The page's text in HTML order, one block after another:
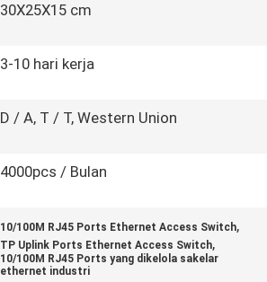
30X25X15 cm
3-10 hari kerja
D / A, T / T, Western Union
4000pcs / Bulan
10/100M RJ45 Ports Ethernet Access Switch,
TP Uplink Ports Ethernet Access Switch,
10/100M RJ45 Ports yang dikelola sakelar
ethernet industri